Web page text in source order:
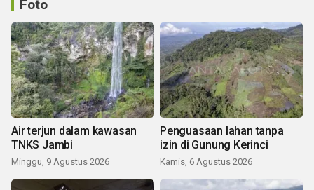
Foto
Air terjun dalam kawasan
TNKS Jambi
Minggu, 9 Agustus 2026
Penguasaan lahan tanpa
izin di Gunung Kerinci
Kamis, 6 Agustus 2026